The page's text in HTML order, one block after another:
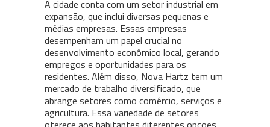
A cidade conta com um setor industrial em
expansão, que inclui diversas pequenas e
médias empresas. Essas empresas
desempenham um papel crucial no
desenvolvimento econômico local, gerando
empregos e oportunidades para os
residentes. Além disso, Nova Hartz tem um
mercado de trabalho diversificado, que
abrange setores como comércio, serviços e
agricultura. Essa variedade de setores